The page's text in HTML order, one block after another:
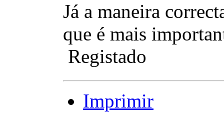
Já a maneira
que é mais
Registado
Imprimir